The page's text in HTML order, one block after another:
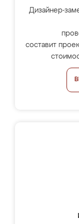
Дизайнер-
составит